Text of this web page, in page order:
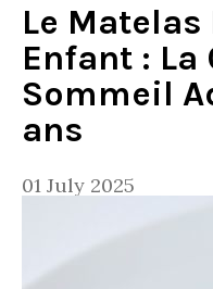
Le
Enfant : La
Sommeil
ans
01 July 2025